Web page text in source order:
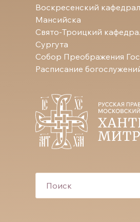
Воскресенский
Мансийска
Свято-Троицкий
Сургута
Собор Преображения
Расписание